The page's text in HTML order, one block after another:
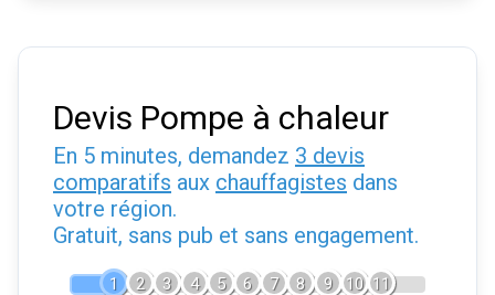
Devis Pompe à chaleur
En 5 minutes, demandez 3 devis
comparatifs aux chauffagistes dans
votre région.
Gratuit, sans pub et sans engagement.
1 2 3 4 5 6 7 8 9 10 11